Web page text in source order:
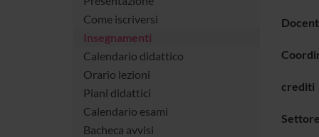
Come iscriversi
Insegnamenti
Calendario didattico
Orario lezioni
Piani didattici
Calendario esami
Bacheca avvisi
crediti